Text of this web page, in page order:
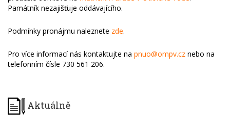
Památník nezajišťuje oddávajícího.
Podmínky pronájmu naleznete zde.
Pro více informací nás kontaktujte na pnuo@ompv.cz nebo na
telefonním čísle 730 561 206.
Aktuálně